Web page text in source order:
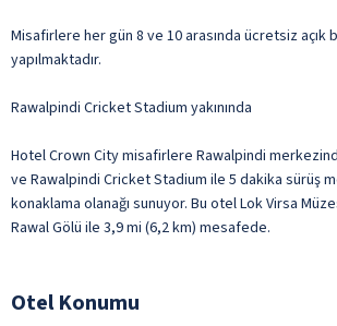
Misafirlere her gün 8 ve 10 arasında ücretsiz açık
yapılmaktadır.
Rawalpindi Cricket Stadium yakınında
Hotel Crown City misafirlere Rawalpindi
ve Rawalpindi Cricket Stadium ile 5 dakika sürüş
konaklama olanağı sunuyor. Bu otel Lok Virsa
Rawal Gölü ile 3,9 mi (6,2 km) mesafede.
Otel Konumu